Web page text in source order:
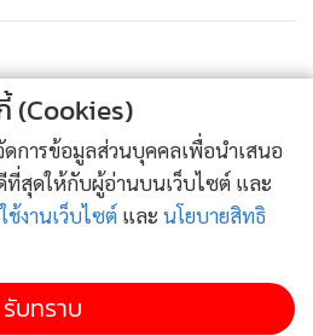
มาส 3/2566 อย่างไรก็ตาม ผลกระ
าว เป็นเพียงการบันทึกรายการ
ต่อกระแสเงินสดและผลประกอบ
มีสินทรัพย์รวมเท่ากับ
มเท่ากับ 332,454 ล้านบาท และ
ล้านบาท โดยมีอัตราส่วนหนี้
(Cookies)
ดการข้อมูลส่วนบุคคลเพื่อนำเสนอ
สุดให้กับผู้อ่านบนเว็บไซต์ และ
ช้งานเว็บไซต์ และ นโยบายสิทธิ
รับทราบ